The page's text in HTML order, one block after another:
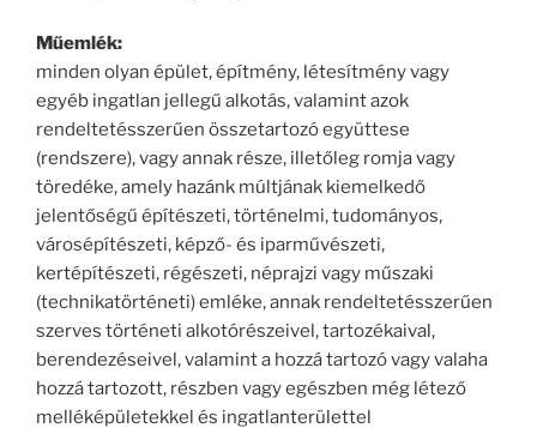
Műemlék:
minden olyan épület, építmény, létesítmény vagy
egyéb ingatlan jellegű alkotás, valamint azok
rendeltetésszerűen összetartozó együttese
(rendszere), vagy annak része, illetőleg romja vagy
töredéke, amely hazánk múltjának kiemelkedő
jelentőségű építészeti, történelmi, tudományos,
városépítészeti, képző- és iparművészeti,
kertépítészeti, régészeti, néprajzi vagy műszaki
(technikatörténeti) emléke, annak rendeltetésszerűen
szerves történeti alkotórészeivel, tartozékaival,
berendezéseivel, valamint a hozzá tartozó vagy valaha
hozzá tartozott, részben vagy egészben még létező
melléképületekkel és ingatlanterülettel